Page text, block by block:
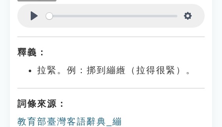
釋義：
拉緊。例：挷到繃緪（拉得很緊）。
詞條來源：
教育部臺灣客語辭典_繃